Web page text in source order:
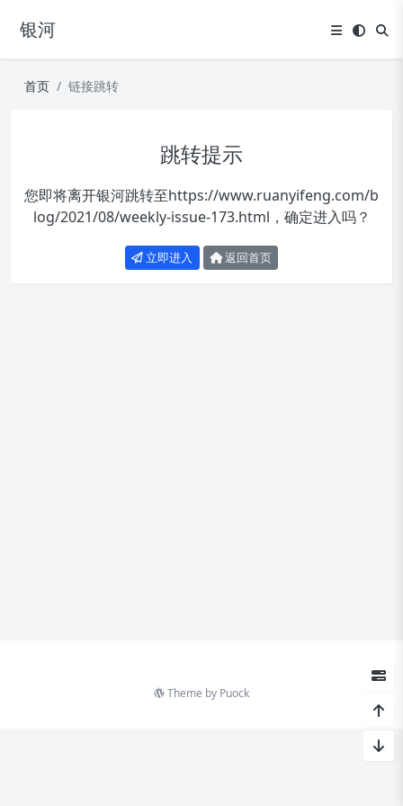
银河
首页 链接跳转
跳转提示
您即将离开银河跳转至https://www.ruanyifeng.com/b
log/2021/08/weekly-issue-173.html ，确定进入吗？
立即进入 返回首页
Theme by Puock